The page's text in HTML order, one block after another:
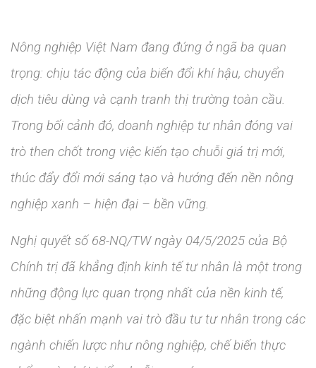
Nông nghiệp Việt Nam đang đứng ở ngã ba quan
trọng: chịu tác động của biến đổi khí hậu, chuyển
dịch tiêu dùng và cạnh tranh thị trường toàn cầu.
Trong bối cảnh đó, doanh nghiệp tư nhân đóng vai
trò then chốt trong việc kiến tạo chuỗi giá trị mới,
thúc đẩy đổi mới sáng tạo và hướng đến nền nông
nghiệp xanh – hiện đại – bền vững.
Nghị quyết số 68-NQ/TW ngày 04/5/2025 của Bộ
Chính trị đã khẳng định kinh tế tư nhân là một trong
những động lực quan trọng nhất của nền kinh tế,
đặc biệt nhấn mạnh vai trò đầu tư tư nhân trong các
ngành chiến lược như nông nghiệp, chế biến thực